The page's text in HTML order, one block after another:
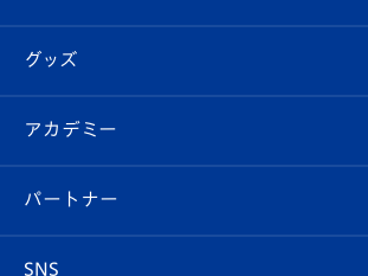
チケット
イベント
メディア
エンブレム紹介
スタッフプロフィール
マスコット紹介
はじめての観戦ガイド
Revive Team
ヴィヴィくんの長崎おもてなしガイド
フォトギャラリー
スタジアムグルメ
チケット
V-LOVERS（ファンクラブ）
プレイヤーズスイート
グッズ
オンラインショップ
店舗情報
アカデミー
育成からのお知らせ
パートナー
SNS